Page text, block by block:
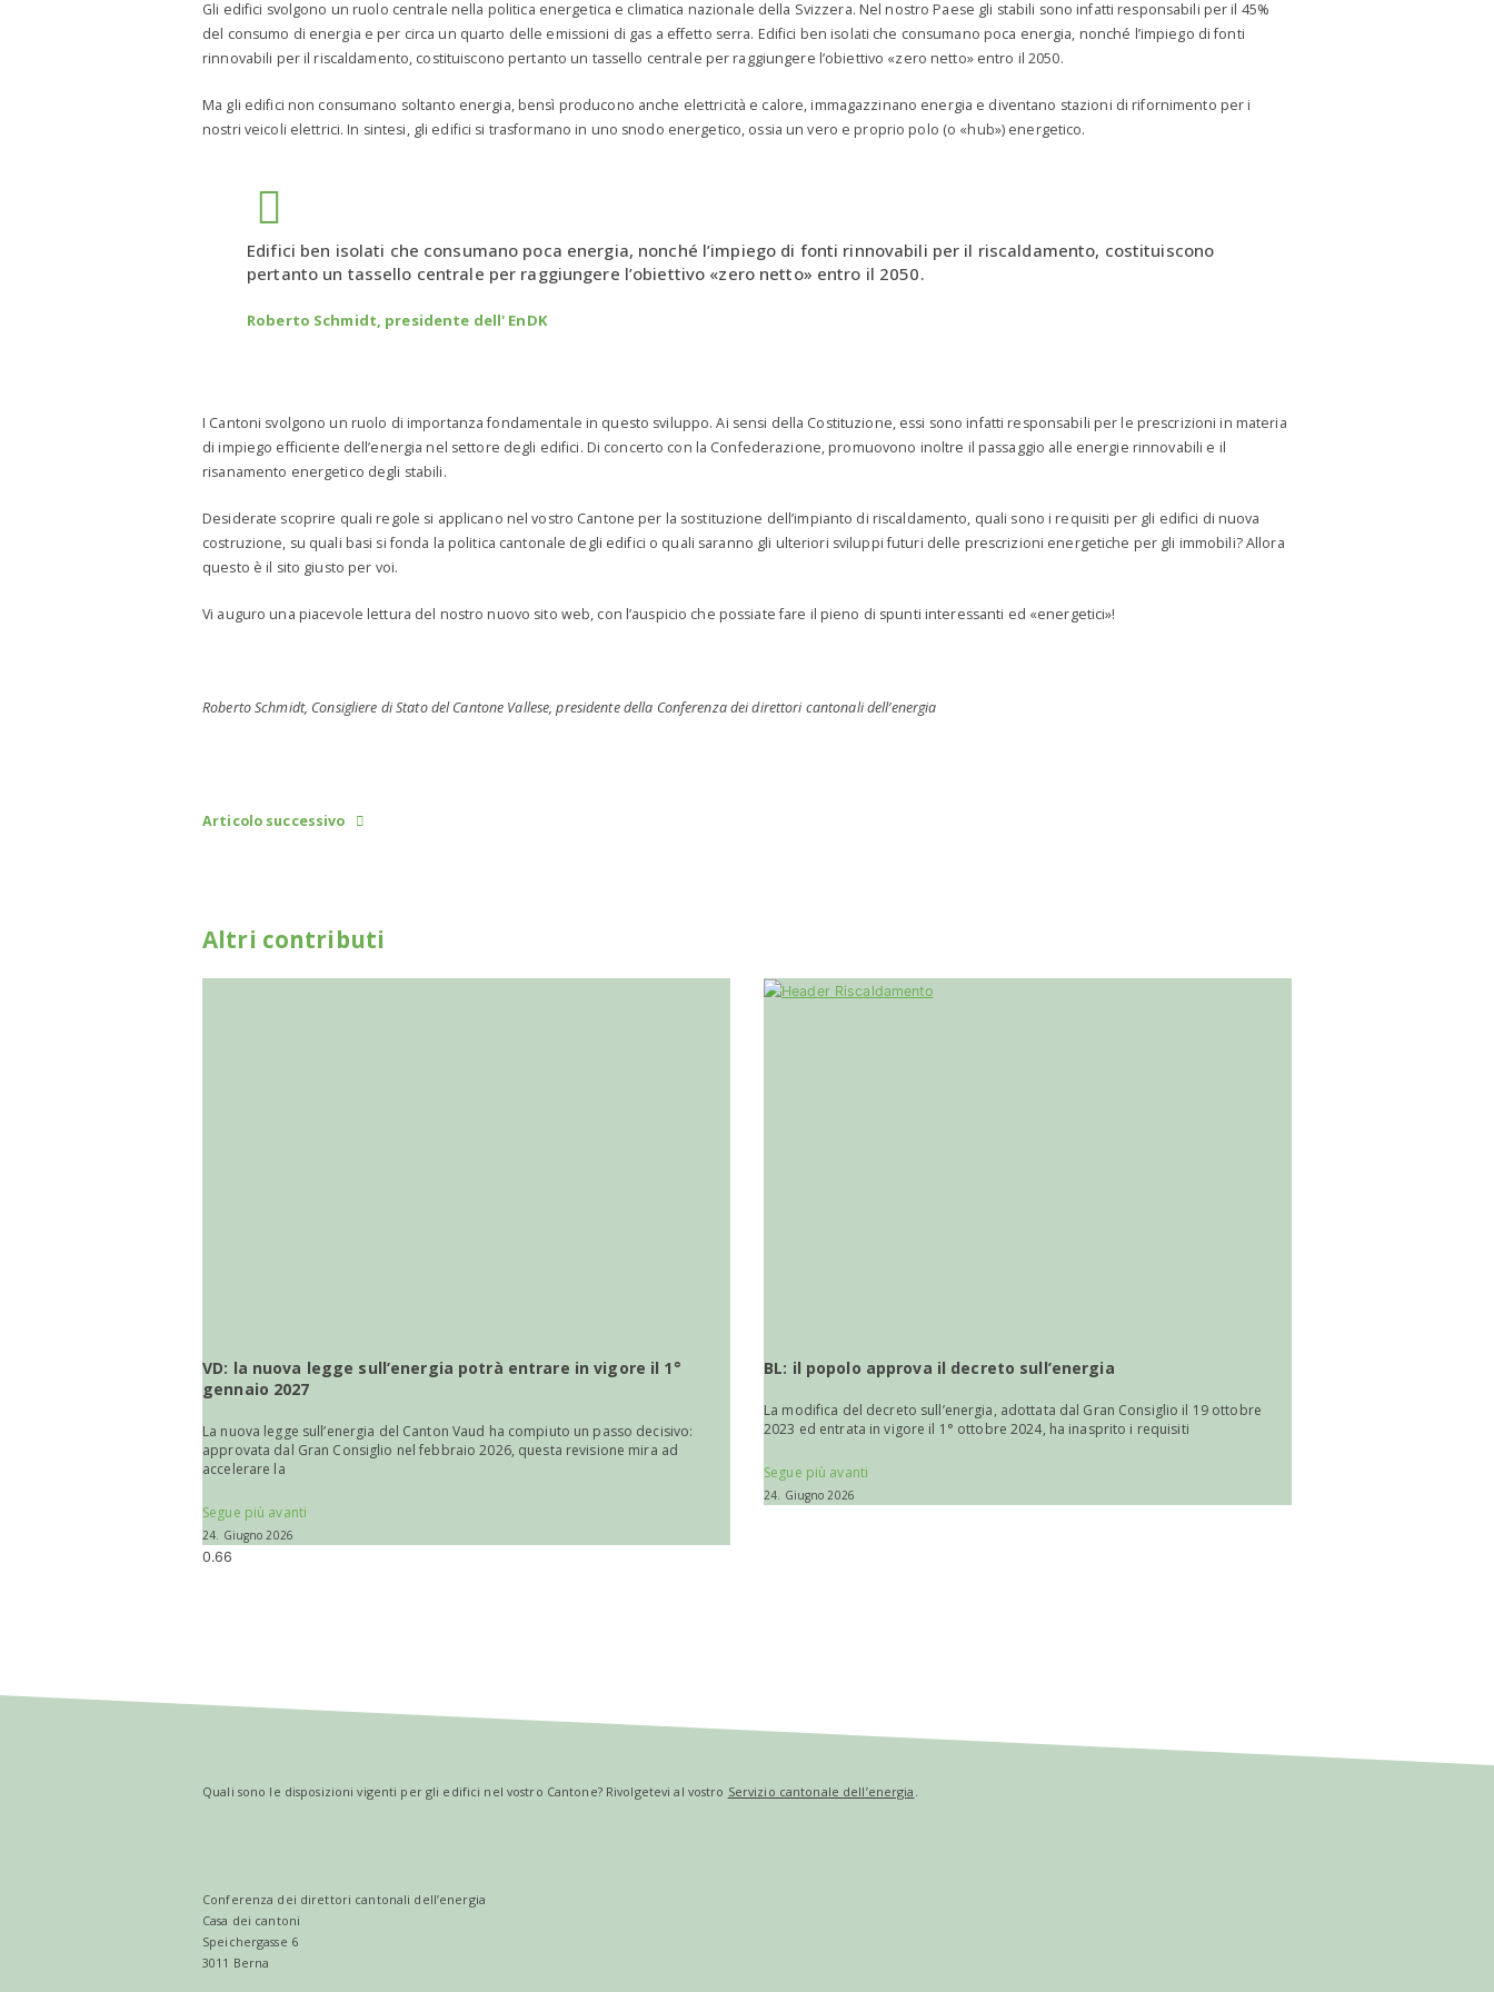
Gli edifici svolgono un ruolo centrale nella politica energetica e climatica nazionale della Svizzera. Nel nostro Paese gli stabili sono infatti responsabili per il 45%
del consumo di energia e per circa un quarto delle emissioni di gas a effetto serra. Edifici ben isolati che consumano poca energia, nonché l’impiego di fonti
rinnovabili per il riscaldamento, costituiscono pertanto un tassello centrale per raggiungere l’obiettivo «zero netto» entro il 2050.
Ma gli edifici non consumano soltanto energia, bensì producono anche elettricità e calore, immagazzinano energia e diventano stazioni di rifornimento per i
nostri veicoli elettrici. In sintesi, gli edifici si trasformano in uno snodo energetico, ossia un vero e proprio polo (o «hub») energetico.
Edifici ben isolati che consumano poca energia, nonché l’impiego di fonti rinnovabili per il riscaldamento, costituiscono
pertanto un tassello centrale per raggiungere l’obiettivo «zero netto» entro il 2050.
Roberto Schmidt, presidente dell' EnDK
I Cantoni svolgono un ruolo di importanza fondamentale in questo sviluppo. Ai sensi della Costituzione, essi sono infatti responsabili per le prescrizioni in materia
di impiego efficiente dell’energia nel settore degli edifici. Di concerto con la Confederazione, promuovono inoltre il passaggio alle energie rinnovabili e il
risanamento energetico degli stabili.
Desiderate scoprire quali regole si applicano nel vostro Cantone per la sostituzione dell’impianto di riscaldamento, quali sono i requisiti per gli edifici di nuova
costruzione, su quali basi si fonda la politica cantonale degli edifici o quali saranno gli ulteriori sviluppi futuri delle prescrizioni energetiche per gli immobili? Allora
questo è il sito giusto per voi.
Vi auguro una piacevole lettura del nostro nuovo sito web, con l’auspicio che possiate fare il pieno di spunti interessanti ed «energetici»!
Roberto Schmidt, Consigliere di Stato del Cantone Vallese, presidente della Conferenza dei direttori cantonali dell’energia
Articolo successivo
Altri contributi
VD: la nuova legge sull’energia potrà entrare in vigore il 1°
gennaio 2027
La nuova legge sull’energia del Canton Vaud ha compiuto un passo decisivo:
approvata dal Gran Consiglio nel febbraio 2026, questa revisione mira ad
accelerare la
Segue più avanti
24. Giugno 2026
BL: il popolo approva il decreto sull’energia
La modifica del decreto sull’energia, adottata dal Gran Consiglio il 19 ottobre
2023 ed entrata in vigore il 1° ottobre 2024, ha inasprito i requisiti
Segue più avanti
24. Giugno 2026
Quali sono le disposizioni vigenti per gli edifici nel vostro Cantone? Rivolgetevi al vostro Servizio cantonale dell’energia .
Conferenza dei direttori cantonali dell’energia
Casa dei cantoni
Speichergasse 6
3011 Berna